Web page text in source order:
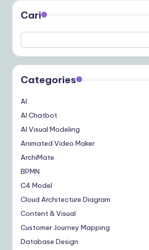
Cari
Categories
AI
AI Chatbot
AI Visual Modeling
Animated Video Maker
ArchiMate
BPMN
C4 Model
Cloud Architecture Diagram
Content & Visual
Customer Journey Mapping
Database Design